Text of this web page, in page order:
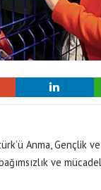
Anma, Gençlik
ve